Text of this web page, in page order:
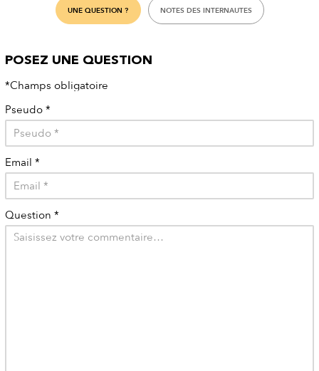
UNE QUESTION ? NOTES DES INTERNAUTES
POSEZ UNE QUESTION
*Champs obligatoire
Pseudo *
Email *
Question *